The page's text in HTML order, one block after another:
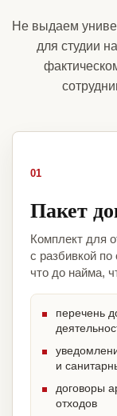
Не выдаем
для студии
01
Пакет
Комплект для
с разбивкой
что до найма,
перечень
и
договоры
отходов